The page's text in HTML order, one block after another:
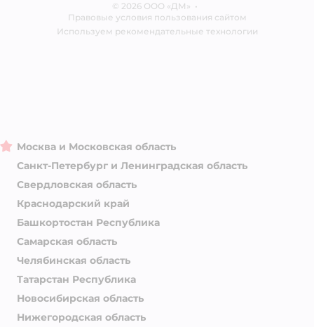
Блог
© 2026 ООО «ДМ» •
Правовые условия пользования сайтом
Используем рекомендательные технологии
Москва и Московская область
Санкт-Петербург и Ленинградская область
Свердловская область
Краснодарский край
Башкортостан Республика
Самарская область
Челябинская область
Татарстан Республика
Новосибирская область
Нижегородская область